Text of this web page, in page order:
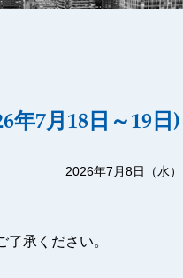
7月18日～19日)
2026年7月8日（水）
承ください。